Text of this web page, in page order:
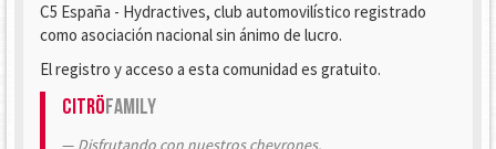
C5 España - Hydractives, club automovilístico registrado
como asociación nacional sin ánimo de lucro.
El registro y acceso a esta comunidad es gratuito.
CitröFamily
Disfrutando con nuestros chevrones.